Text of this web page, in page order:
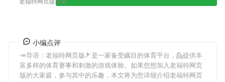
小编点评
🥕导语： 老福特网页版🎿是一家备受瞩目的体育平台，💁提供丰
富多样的体育赛事和刺激的游戏体验。如果您想加入老福特网页
版的大家庭，参与其中的乐趣，本文将为您详细介绍老福特网页